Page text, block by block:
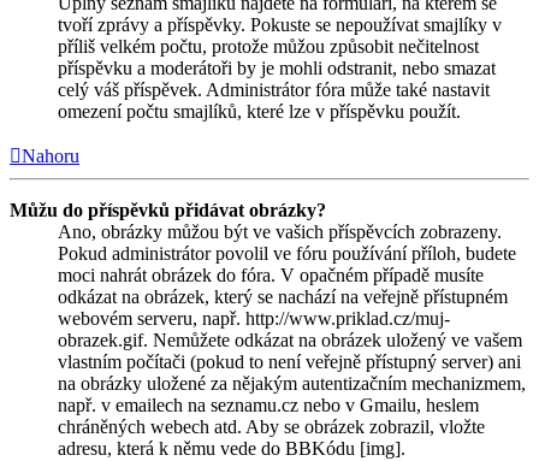
tvoří zprávy a příspěvky. Pokuste se nepoužívat smajlíky v
příliš velkém počtu, protože můžou způsobit nečitelnost
příspěvku a moderátoři by je mohli odstranit, nebo smazat
celý váš příspěvek. Administrátor fóra může také nastavit
omezení počtu smajlíků, které lze v příspěvku použít.
Nahoru
Můžu do příspěvků přidávat obrázky?
Ano, obrázky můžou být ve vašich příspěvcích zobrazeny.
Pokud administrátor povolil ve fóru používání příloh, budete
moci nahrát obrázek do fóra. V opačném případě musíte
odkázat na obrázek, který se nachází na veřejně přístupném
webovém serveru, např. http://www.priklad.cz/muj-
obrazek.gif. Nemůžete odkázat na obrázek uložený ve vašem
vlastním počítači (pokud to není veřejně přístupný server) ani
na obrázky uložené za nějakým autentizačním mechanizmem,
např. v emailech na seznamu.cz nebo v Gmailu, heslem
chráněných webech atd. Aby se obrázek zobrazil, vložte
adresu, která k němu vede do BBKódu [img].